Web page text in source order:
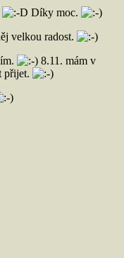
Díky moc.
velkou radost.
8.11. mám v
přijet.